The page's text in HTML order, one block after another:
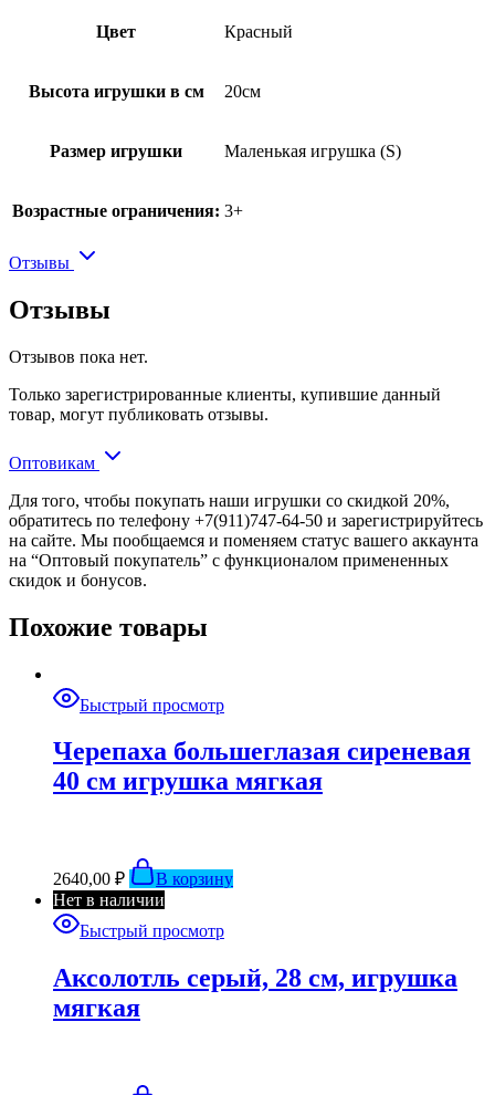
Цвет Красный
Высота игрушки в см 20см
Размер игрушки Маленькая игрушка (S)
Возрастные ограничения: 3+
Отзывы
Отзывы
Отзывов пока нет.
Только зарегистрированные клиенты, купившие данный
товар, могут публиковать отзывы.
Оптовикам
Для того, чтобы покупать наши игрушки со скидкой 20%,
обратитесь по телефону +7(911)747-64-50 и зарегистрируйтесь
на сайте. Мы пообщаемся и поменяем статус вашего аккаунта
на “Оптовый покупатель” с функционалом примененных
скидок и бонусов.
Похожие товары
Быстрый просмотр
Черепаха большеглазая сиреневая
40 см игрушка мягкая
2640,00 ₽
В корзину
Нет в наличии
Быстрый просмотр
Аксолотль серый, 28 см, игрушка
мягкая